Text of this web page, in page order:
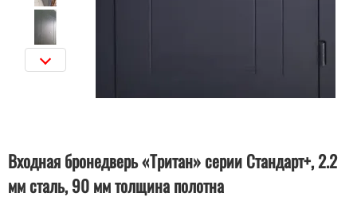
Входная бронедверь «Тритан» серии Стандарт+, 2.2
мм сталь, 90 мм толщина полотна